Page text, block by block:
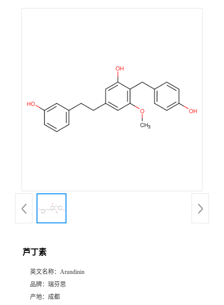
产
芦丁素
英文名称： Arundinin
品牌： 瑞芬思
产地： 成都